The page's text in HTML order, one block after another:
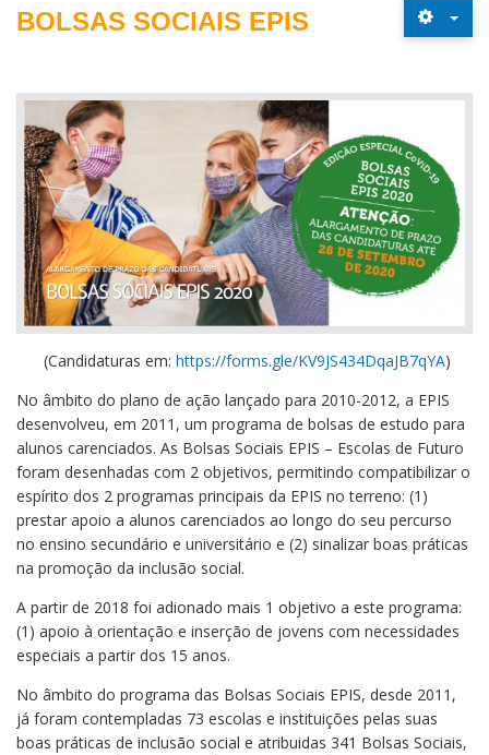
BOLSAS SOCIAIS EPIS
(Candidaturas em: https://forms.gle/KV9JS434DqaJB7qYA)
No âmbito do plano de ação lançado para 2010-2012, a EPIS
desenvolveu, em 2011, um programa de bolsas de estudo para
alunos carenciados. As Bolsas Sociais EPIS – Escolas de Futuro
foram desenhadas com 2 objetivos, permitindo compatibilizar o
espírito dos 2 programas principais da EPIS no terreno: (1)
prestar apoio a alunos carenciados ao longo do seu percurso
no ensino secundário e universitário e (2) sinalizar boas práticas
na promoção da inclusão social.
A partir de 2018 foi adionado mais 1 objetivo a este programa:
(1) apoio à orientação e inserção de jovens com necessidades
especiais a partir dos 15 anos.
No âmbito do programa das Bolsas Sociais EPIS, desde 2011,
já foram contempladas 73 escolas e instituições pelas suas
boas práticas de inclusão social e atribuidas 341 Bolsas Sociais,